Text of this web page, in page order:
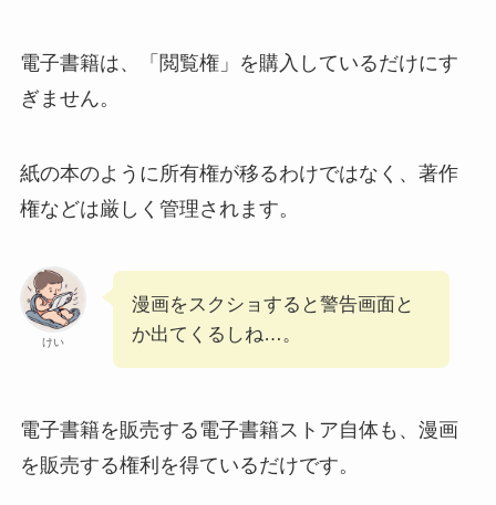
電子書籍は、「閲覧権」を購入しているだけにす
ぎません。
紙の本のように所有権が移るわけではなく、著作
権などは厳しく管理されます。
けい
漫画をスクショすると警告画面と
か出てくるしね…。
電子書籍を販売する電子書籍ストア自体も、漫画
を販売する権利を得ているだけです。